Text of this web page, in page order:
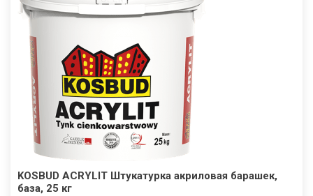
KOSBUD ACRYLIT Штукатурка акриловая барашек,
база, 25 кг